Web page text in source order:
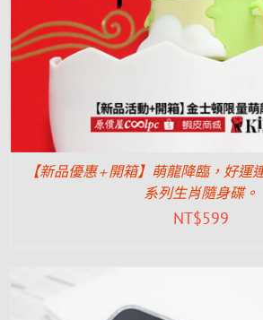
【新品優惠+開箱】萌龍降臨，好運
系列生肖隨身碟。
NT$599